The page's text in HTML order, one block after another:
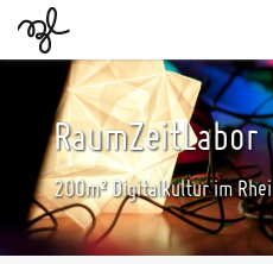
RaumZeitLabor
200m² Digitalkultur im